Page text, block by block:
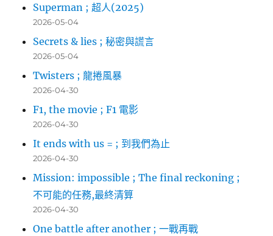
Superman ; 超人(2025)
2026-05-04
Secrets & lies ; 秘密與謊言
2026-05-04
Twisters ; 龍捲風暴
2026-04-30
F1, the movie ; F1 電影
2026-04-30
It ends with us = ; 到我們為止
2026-04-30
Mission: impossible ; The final reckoning ;
不可能的任務,最終清算
2026-04-30
One battle after another ; 一戰再戰